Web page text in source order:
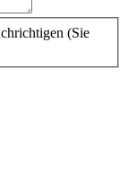
(Sie